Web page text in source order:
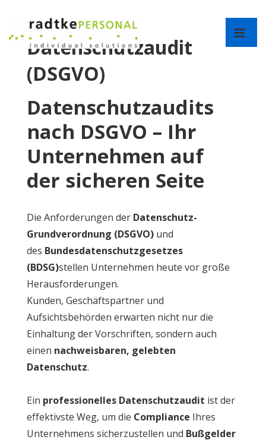
Inhalt Datenschutzaudit
(DSGVO)
Datenschutzaudits
nach DSGVO – Ihr
Unternehmen auf
der sicheren Seite
Die Anforderungen der Datenschutz-
Grundverordnung (DSGVO) und
des Bundesdatenschutzgesetzes
(BDSG)stellen Unternehmen heute vor große
Herausforderungen.
Kunden, Geschäftspartner und
Aufsichtsbehörden erwarten nicht nur die
Einhaltung der Vorschriften, sondern auch
einen nachweisbaren, gelebten
Datenschutz.
Ein professionelles Datenschutzaudit ist der
effektivste Weg, um die Compliance Ihres
Unternehmens sicherzustellen und Bußgelder